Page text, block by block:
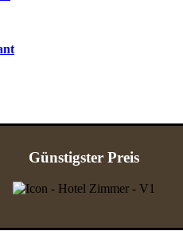
Günstigster Preis